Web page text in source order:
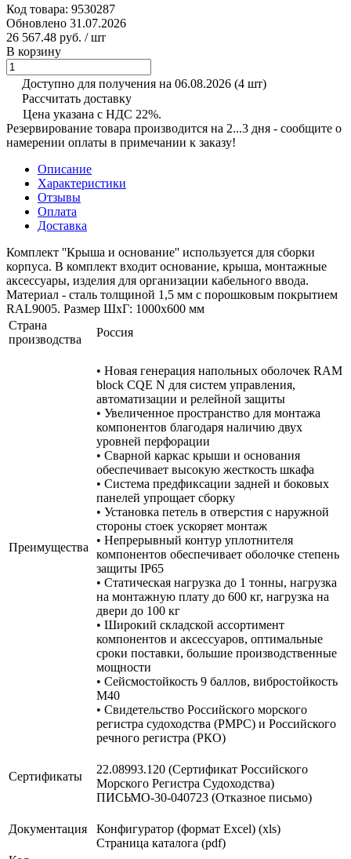
Код товара: 9530287
Обновлено 31.07.2026
26 567.48 руб. / шт
В корзину
Доступно для получения на 06.08.2026 (4 шт)
Рассчитать доставку
Цена указана с НДС 22%.
Резервирование товара производится на 2...3 дня - сообщите о
намерении оплаты в примечании к заказу!
Описание
Характеристики
Отзывы
Оплата
Доставка
Комплект ''Крыша и основание'' используется для сборки
корпуса. В комплект входит основание, крыша, монтажные
аксессуары, изделия для организации кабельного ввода.
Материал - сталь толщиной 1,5 мм с порошковым покрытием
RAL9005. Размер ШхГ: 1000х600 мм
Страна
производства
Россия
Преимущества
• Новая генерация напольных оболочек RAM
block CQE N для систем управления,
автоматизации и релейной защиты
• Увеличенное пространство для монтажа
компонентов благодаря наличию двух
уровней перфорации
• Сварной каркас крыши и основания
обеспечивает высокую жесткость шкафа
• Система предфиксации задней и боковых
панелей упрощает сборку
• Установка петель в отверстия с наружной
стороны стоек ускоряет монтаж
• Непрерывный контур уплотнителя
компонентов обеспечивает оболочке степень
защиты IP65
• Статическая нагрузка до 1 тонны, нагрузка
на монтажную плату до 600 кг, нагрузка на
двери до 100 кг
• Широкий складской ассортимент
компонентов и аксессуаров, оптимальные
сроки поставки, большие производственные
мощности
• Сейсмостойкость 9 баллов, вибростойкость
М40
• Свидетельство Российского морского
регистра судоходства (РМРС) и Российского
речного регистра (РКО)
Сертификаты
22.08993.120 (Сертификат Российского
Морского Регистра Судоходства)
ПИСЬМО-30-040723 (Отказное письмо)
Документация
Конфигуратор (формат Excel) (xls)
Страница каталога (pdf)